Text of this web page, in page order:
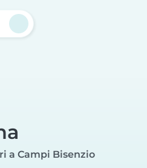
a Campi Bisenzio